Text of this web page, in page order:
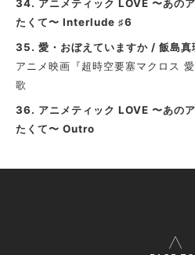
34. アニメティック LOVE 〜あの
たくて〜 Interlude ♯6
35. 愛・おぼえていますか / 飯島真
アニメ映画『超時空要塞マクロス
歌
36. アニメティック LOVE 〜あの
たくて〜 Outro